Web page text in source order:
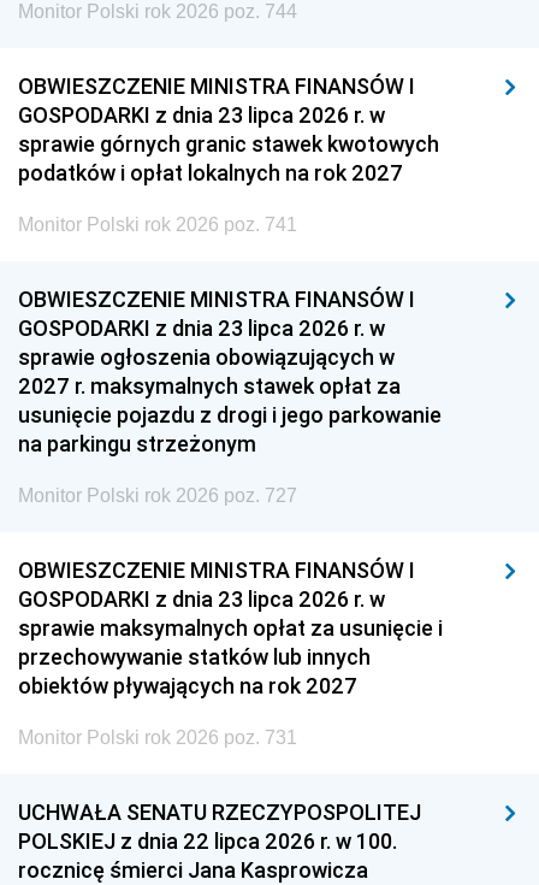
Monitor Polski rok 2026 poz. 744
OBWIESZCZENIE MINISTRA FINANSÓW I
GOSPODARKI z dnia 23 lipca 2026 r. w
sprawie górnych granic stawek kwotowych
podatków i opłat lokalnych na rok 2027
Monitor Polski rok 2026 poz. 741
OBWIESZCZENIE MINISTRA FINANSÓW I
GOSPODARKI z dnia 23 lipca 2026 r. w
sprawie ogłoszenia obowiązujących w
2027 r. maksymalnych stawek opłat za
usunięcie pojazdu z drogi i jego parkowanie
na parkingu strzeżonym
Monitor Polski rok 2026 poz. 727
OBWIESZCZENIE MINISTRA FINANSÓW I
GOSPODARKI z dnia 23 lipca 2026 r. w
sprawie maksymalnych opłat za usunięcie i
przechowywanie statków lub innych
obiektów pływających na rok 2027
Monitor Polski rok 2026 poz. 731
UCHWAŁA SENATU RZECZYPOSPOLITEJ
POLSKIEJ z dnia 22 lipca 2026 r. w 100.
rocznicę śmierci Jana Kasprowicza